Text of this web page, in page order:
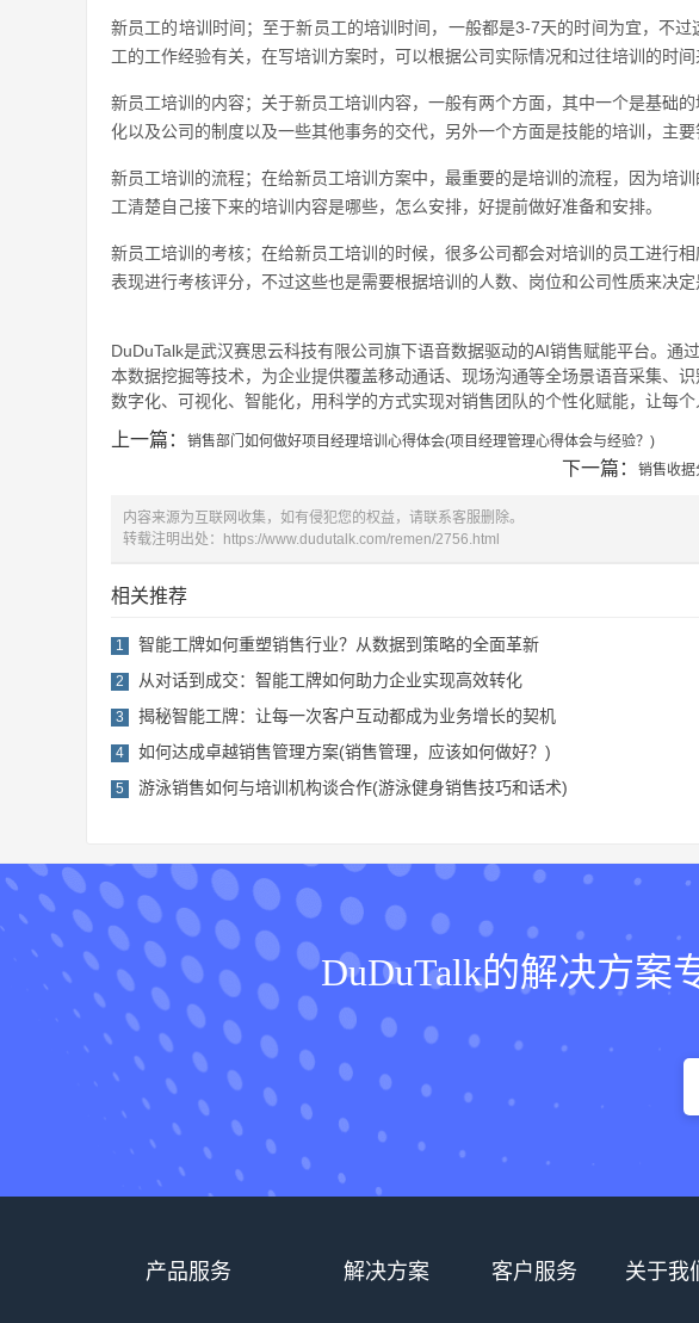
新员工的培训时间；至于新员工的培训时间，一般都是3-7天的时间为宜，不
工的工作经验有关，在写培训方案时，可以根据公司实际情况和过往培训的时间
新员工培训的内容；关于新员工培训内容，一般有两个方面，其中一个是基础
化以及公司的制度以及一些其他事务的交代，另外一个方面是技能的培训，主要
新员工培训的流程；在给新员工培训方案中，最重要的是培训的流程，因为培
工清楚自己接下来的培训内容是哪些，怎么安排，好提前做好准备和安排。
新员工培训的考核；在给新员工培训的时候，很多公司都会对培训的员工进行
表现进行考核评分，不过这些也是需要根据培训的人数、岗位和公司性质来决定
DuDuTalk是武汉赛思云科技有限公司旗下语音数据驱动的AI销售赋能平台。通
本数据挖掘等技术，为企业提供覆盖移动通话、现场沟通等全场景语音采集、
数字化、可视化、智能化，用科学的方式实现对销售团队的个性化赋能，让每个
上一篇： 销售部门如何做好项目经理培训心得体会(项目经理管理心得体会与经验？)
下一篇： 销售收
内容来源为互联网收集，如有侵犯您的权益，请联系客服删除。
转载注明出处：
https://www.dudutalk.com/remen/2756.html
相关推荐
1 智能工牌如何重塑销售行业？从数据到策略的全面革新
2 从对话到成交：智能工牌如何助力企业实现高效转化
3 揭秘智能工牌：让每一次客户互动都成为业务增长的契机
4 如何达成卓越销售管理方案(销售管理，应该如何做好？)
5 游泳销售如何与培训机构谈合作(游泳健身销售技巧和话术)
DuDuTalk的解决方案
产品服务 解决方案 客户服务 关于我